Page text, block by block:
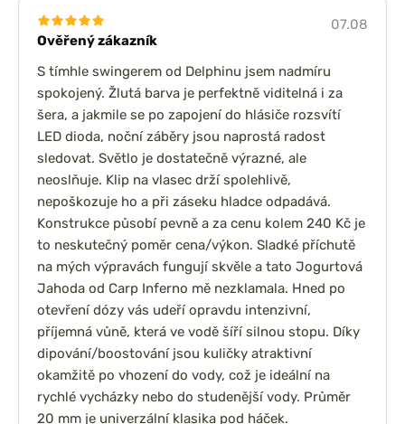
Ověřený zákazník
07.08
S tímhle swingerem od Delphinu jsem nadmíru
spokojený. Žlutá barva je perfektně viditelná i za
šera, a jakmile se po zapojení do hlásiče rozsvítí
LED dioda, noční záběry jsou naprostá radost
sledovat. Světlo je dostatečně výrazné, ale
neoslňuje. Klip na vlasec drží spolehlivě,
nepoškozuje ho a při záseku hladce odpadává.
Konstrukce působí pevně a za cenu kolem 240 Kč je
to neskutečný poměr cena/výkon. Sladké příchutě
na mých výpravách fungují skvěle a tato Jogurtová
Jahoda od Carp Inferno mě nezklamala. Hned po
otevření dózy vás udeří opravdu intenzivní,
příjemná vůně, která ve vodě šíří silnou stopu. Díky
dipování/boostování jsou kuličky atraktivní
okamžitě po vhození do vody, což je ideální na
rychlé vycházky nebo do studenější vody. Průměr
20 mm je univerzální klasika pod háček.